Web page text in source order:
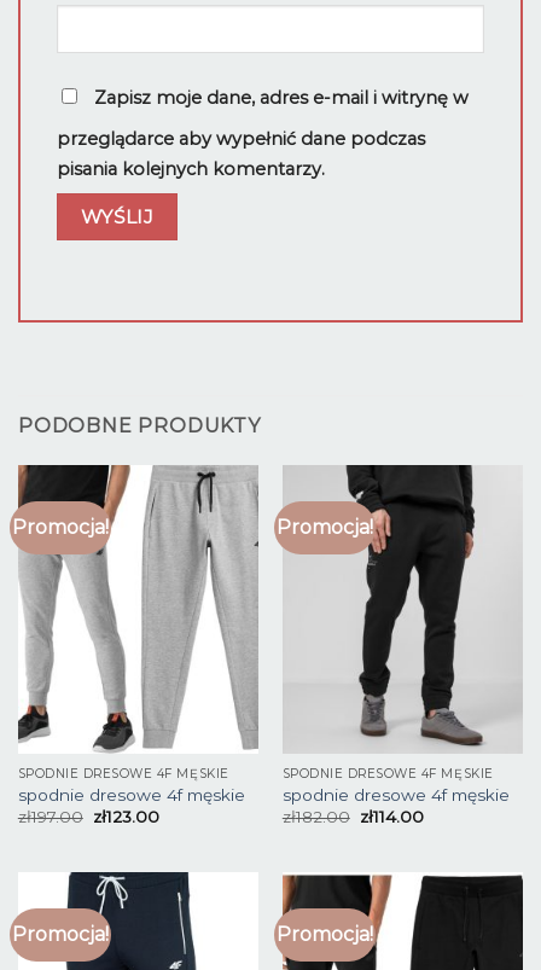
Zapisz moje dane, adres e-mail i witrynę w
przeglądarce aby wypełnić dane podczas
pisania kolejnych komentarzy.
PODOBNE PRODUKTY
Promocja!
SPODNIE DRESOWE 4F MĘSKIE
spodnie dresowe 4f męskie
zł197.00 zł123.00
Promocja!
SPODNIE DRESOWE 4F MĘSKIE
spodnie dresowe 4f męskie
zł182.00 zł114.00
Promocja! Promocja!